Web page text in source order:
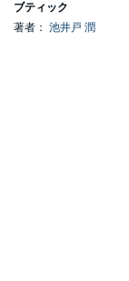
ブティック
著者： 池井戸 潤